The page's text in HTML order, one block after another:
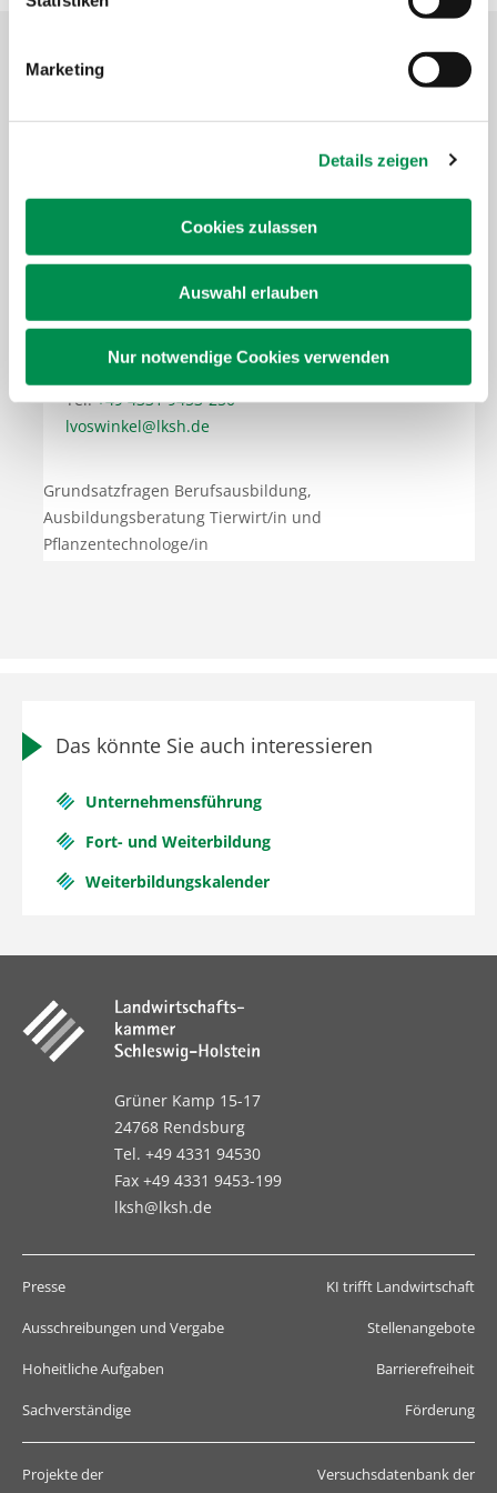
Marketing
Details zeigen
Cookies zulassen
Auswahl erlauben
Nur notwendige Cookies verwenden
Dr. Lena Voswinkel
Grüner Kamp 15-17
24768 Rendsburg
Tel.+49 4331 9453-250
lvoswinkel@lksh.de
Grundsatzfragen Berufsausbildung,
Ausbildungsberatung Tierwirt/in und
Pflanzentechnologe/in
Das könnte Sie auch interessieren
Unternehmensführung
Fort- und Weiterbildung
Weiterbildungskalender
Grüner Kamp 15-17
24768 Rendsburg
Tel. +49 4331 94530
Fax +49 4331 9453-199
lksh@lksh.de
Presse KI trifft Landwirtschaft
Ausschreibungen und Vergabe Stellenangebote
Hoheitliche Aufgaben Barrierefreiheit
Sachverständige Förderung
Projekte der
Versuchsdatenbank der